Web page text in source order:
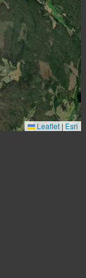
Leaflet | Esri